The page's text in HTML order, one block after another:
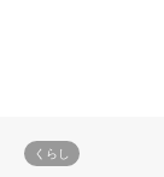
くらし